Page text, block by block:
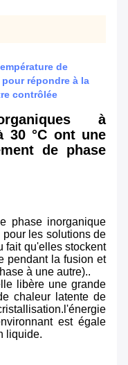
de
répondre à la
contrôlée
à
30 °C ont une
de phase
phase inorganique
les solutions de
fait qu'elles stockent
pendant la fusion et
à une autre)..
libère une grande
chaleur latente de
est égale
liquide.